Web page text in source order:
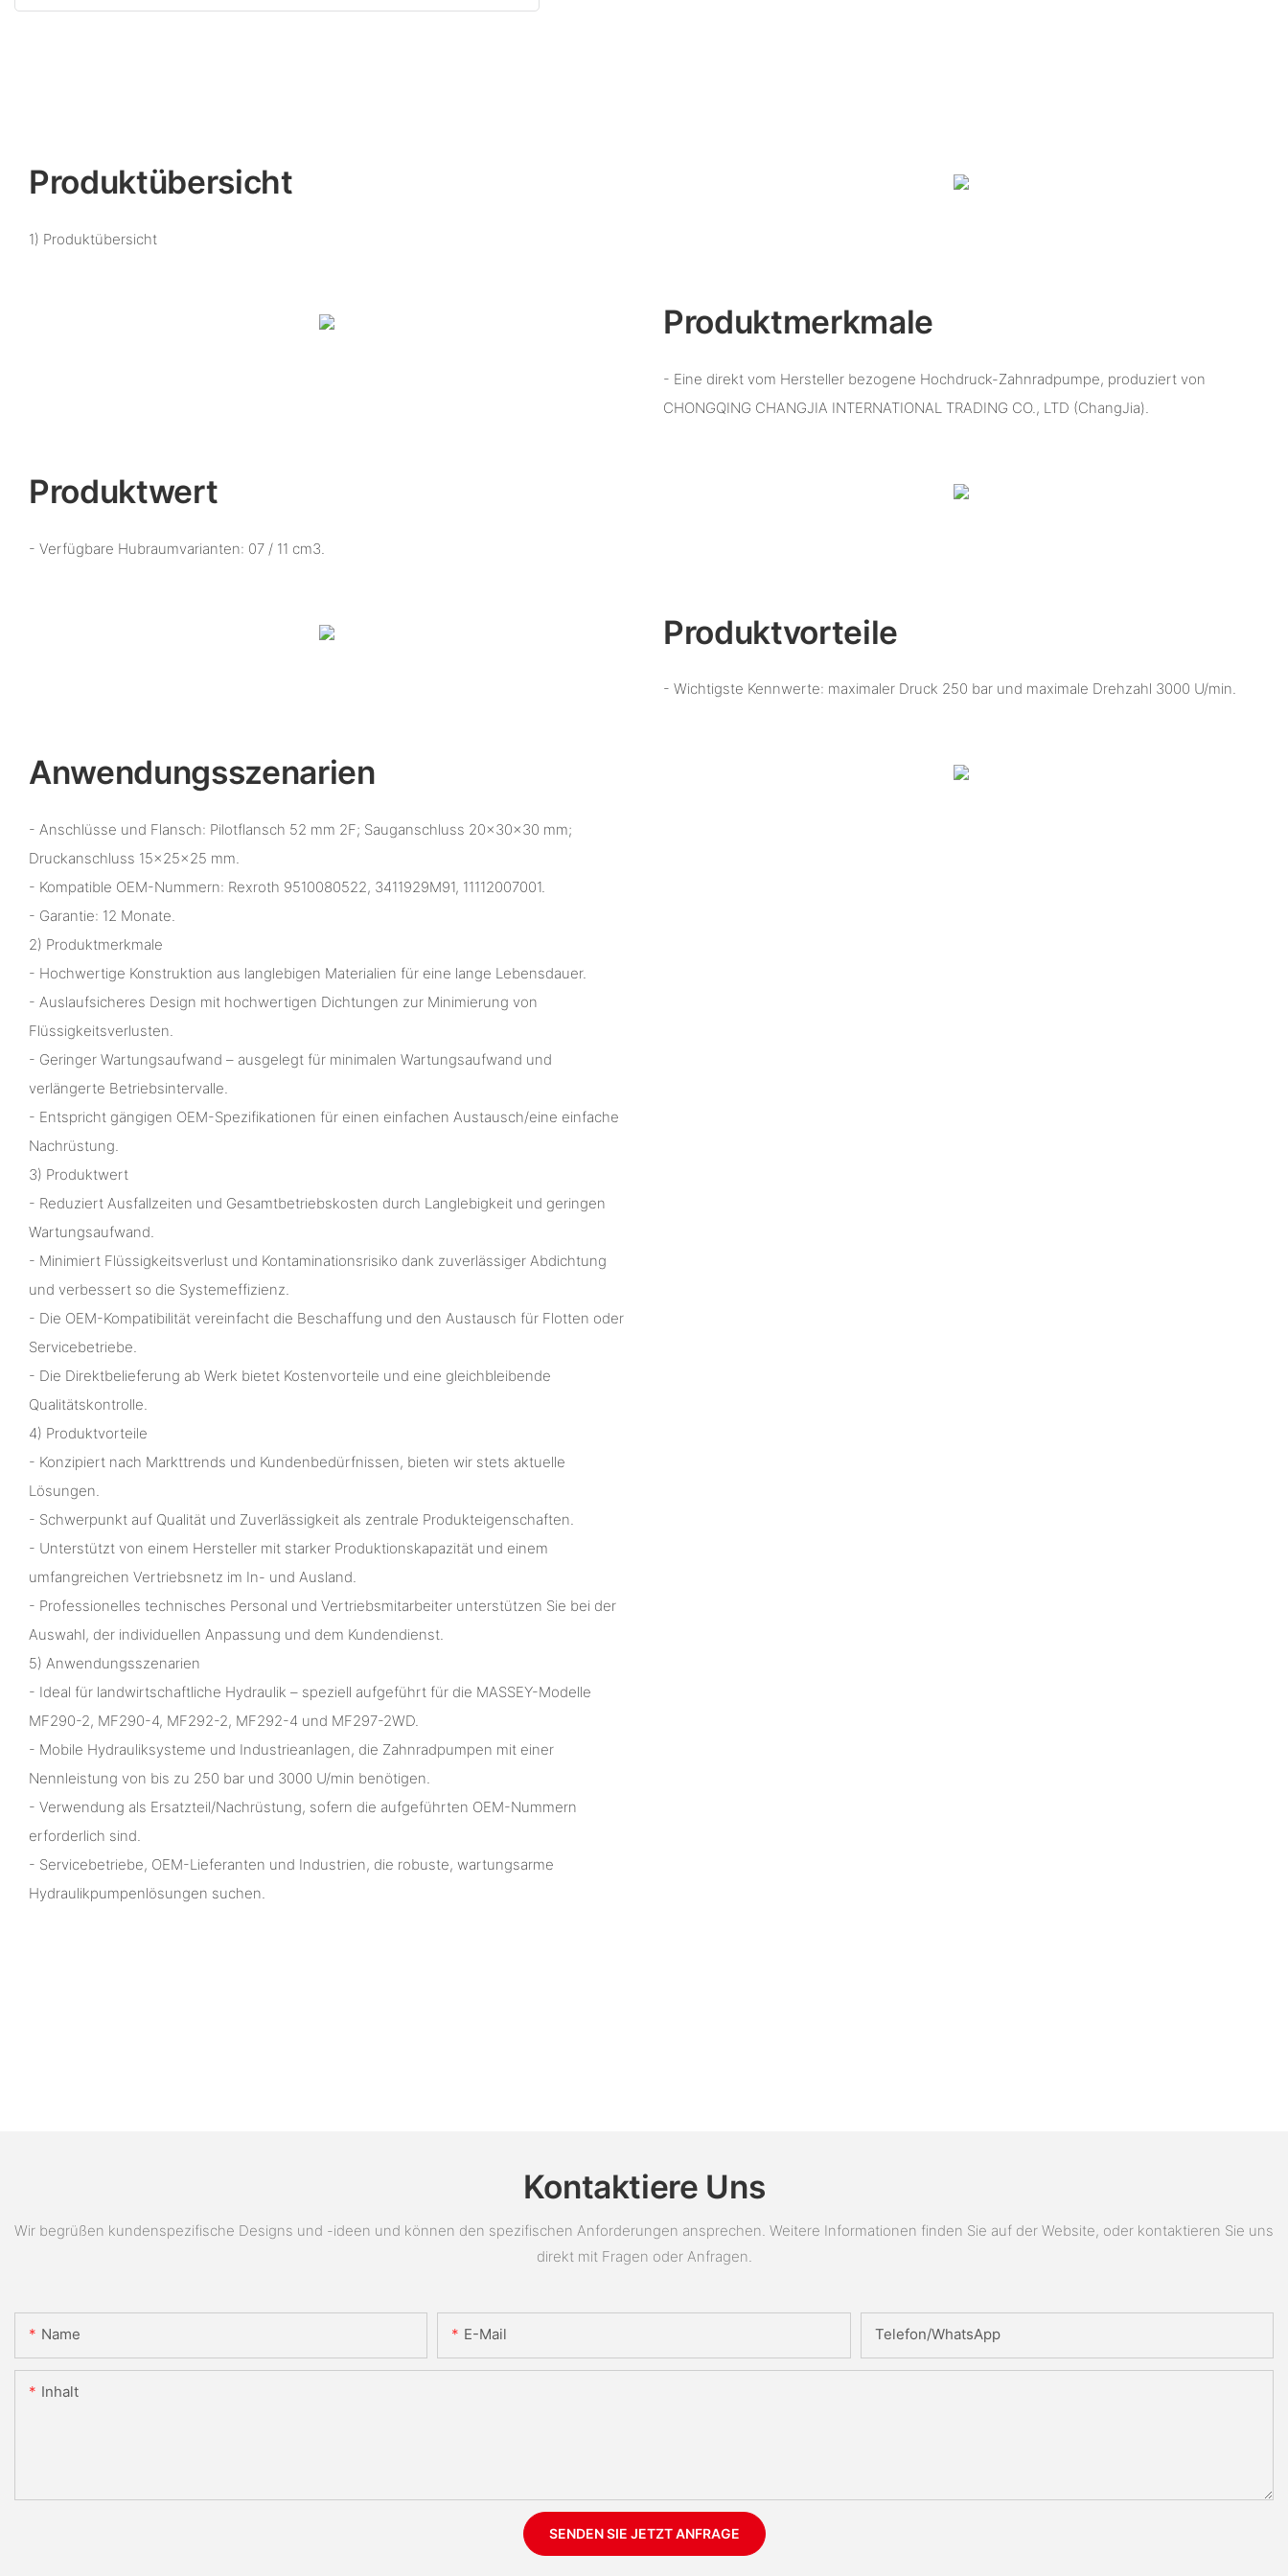
Produktübersicht
1) Produktübersicht
Produktmerkmale
- Eine direkt vom Hersteller bezogene Hochdruck-Zahnradpumpe, produziert von
CHONGQING CHANGJIA INTERNATIONAL TRADING CO., LTD (ChangJia).
Produktwert
- Verfügbare Hubraumvarianten: 07 / 11 cm3.
Produktvorteile
- Wichtigste Kennwerte: maximaler Druck 250 bar und maximale Drehzahl 3000 U/min.
Anwendungsszenarien
- Anschlüsse und Flansch: Pilotflansch 52 mm 2F; Sauganschluss 20×30×30 mm;
Druckanschluss 15×25×25 mm.
- Kompatible OEM-Nummern: Rexroth 9510080522, 3411929M91, 11112007001.
- Garantie: 12 Monate.
2) Produktmerkmale
- Hochwertige Konstruktion aus langlebigen Materialien für eine lange Lebensdauer.
- Auslaufsicheres Design mit hochwertigen Dichtungen zur Minimierung von
Flüssigkeitsverlusten.
- Geringer Wartungsaufwand – ausgelegt für minimalen Wartungsaufwand und
verlängerte Betriebsintervalle.
- Entspricht gängigen OEM-Spezifikationen für einen einfachen Austausch/eine einfache
Nachrüstung.
3) Produktwert
- Reduziert Ausfallzeiten und Gesamtbetriebskosten durch Langlebigkeit und geringen
Wartungsaufwand.
- Minimiert Flüssigkeitsverlust und Kontaminationsrisiko dank zuverlässiger Abdichtung
und verbessert so die Systemeffizienz.
- Die OEM-Kompatibilität vereinfacht die Beschaffung und den Austausch für Flotten oder
Servicebetriebe.
- Die Direktbelieferung ab Werk bietet Kostenvorteile und eine gleichbleibende
Qualitätskontrolle.
4) Produktvorteile
- Konzipiert nach Markttrends und Kundenbedürfnissen, bieten wir stets aktuelle
Lösungen.
- Schwerpunkt auf Qualität und Zuverlässigkeit als zentrale Produkteigenschaften.
- Unterstützt von einem Hersteller mit starker Produktionskapazität und einem
umfangreichen Vertriebsnetz im In- und Ausland.
- Professionelles technisches Personal und Vertriebsmitarbeiter unterstützen Sie bei der
Auswahl, der individuellen Anpassung und dem Kundendienst.
5) Anwendungsszenarien
- Ideal für landwirtschaftliche Hydraulik – speziell aufgeführt für die MASSEY-Modelle
MF290-2, MF290-4, MF292-2, MF292-4 und MF297-2WD.
- Mobile Hydrauliksysteme und Industrieanlagen, die Zahnradpumpen mit einer
Nennleistung von bis zu 250 bar und 3000 U/min benötigen.
- Verwendung als Ersatzteil/Nachrüstung, sofern die aufgeführten OEM-Nummern
erforderlich sind.
- Servicebetriebe, OEM-Lieferanten und Industrien, die robuste, wartungsarme
Hydraulikpumpenlösungen suchen.
Kontaktiere Uns
Wir begrüßen kundenspezifische Designs und -ideen und können den spezifischen Anforderungen ansprechen. Weitere Informationen finden Sie auf der Website, oder kontaktieren Sie uns
direkt mit Fragen oder Anfragen.
Name E-Mail Telefon/WhatsApp
Inhalt
SENDEN SIE JETZT ANFRAGE